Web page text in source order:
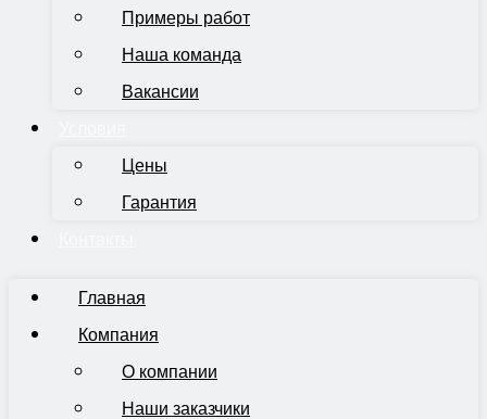
Примеры работ
Наша команда
Вакансии
Цены
Гарантия
Главная
Компания
О компании
Наши заказчики